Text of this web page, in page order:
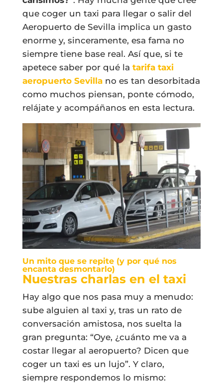
que coger un taxi para llegar o salir del
Aeropuerto de Sevilla implica un gasto
enorme y, sinceramente, esa fama no
siempre tiene base real. Así que, si te
apetece saber por qué la tarifa taxi
aeropuerto Sevillano es tan desorbitada
como muchos piensan, ponte cómodo,
relájate y acompáñanos en esta lectura.
Un mito que se repite (y por qué nos
encanta desmontarlo)
Nuestras charlas en el taxi
Hay algo que nos pasa muy a menudo:
sube alguien al taxi y, tras un rato de
conversación amistosa, nos suelta la
gran pregunta: “Oye, ¿cuánto me va a
costar llegar al aeropuerto? Dicen que
coger un taxi es un lujo”. Y claro,
siempre respondemos lo mismo: